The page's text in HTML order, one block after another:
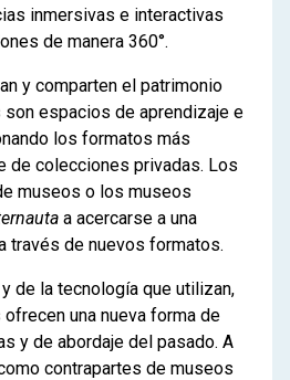
inmersivas e interactivas
de manera 360°.
y comparten el patrimonio
espacios de aprendizaje e
los formatos más
de colecciones privadas. Los
museos o los museos
a acercarse a una
través de nuevos formatos.
de la tecnología que utilizan,
una nueva forma de
y de abordaje del pasado. A
contrapartes de museos